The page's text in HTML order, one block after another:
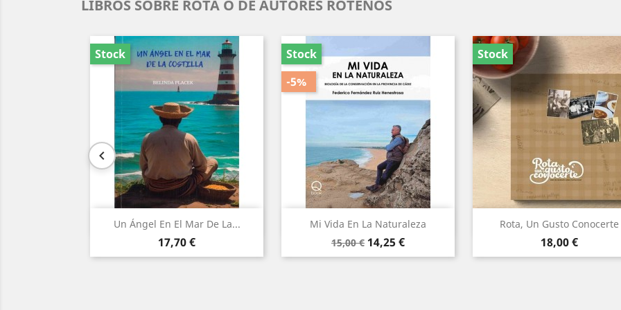
LIBROS SOBRE ROTA O DE AUTORES ROTEÑOS

Un Ángel En El Mar De La...
Precio
17,70 €
Stock
Vista rápida Mi Vida En La Naturaleza
Precio
base
15,00 € Precio
14,25 €
Stock
-5%
 Vista rápida Rota, Un Gusto Conocerte
Precio
18,00 €
Stock
Vista rápida